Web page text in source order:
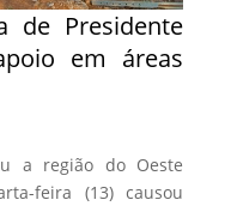
de Presidente
em áreas
a região do Oeste
feira (13) causou